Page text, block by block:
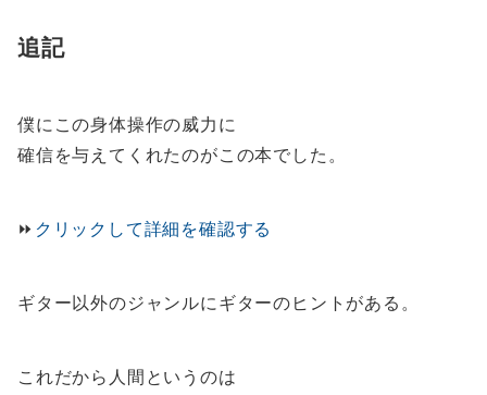
追記
僕にこの身体操作の威力に
確信を与えてくれたのがこの本でした。
⏩️ クリックして詳細を確認する
ギター以外のジャンルにギターのヒントがある。
これだから人間というのは